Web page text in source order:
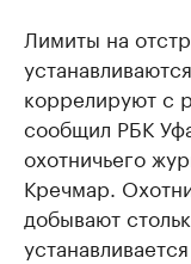
Лимиты на
коррелируют с
сообщил РБК
охотничьего
Кречмар.
добывают